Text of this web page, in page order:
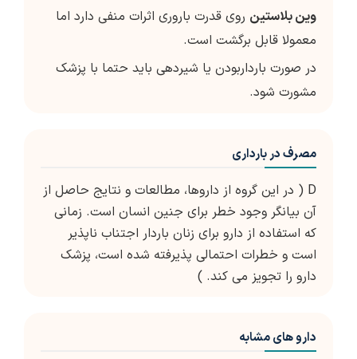
وین بلاستین روی قدرت باروری اثرات منفی دارد اما
معمولا قابل برگشت است.
در صورت بارداربودن یا شیردهی باید حتما با پزشک
مشورت شود.
مصرف در بارداری
D ( در این گروه از داروها، مطالعات و نتایج حاصل از
آن بیانگر وجود خطر برای جنین انسان است. زمانی
که استفاده از دارو برای زنان باردار اجتناب ناپذیر
است و خطرات احتمالی پذیرفته شده است، پزشک
دارو را تجویز می کند. )
دارو های مشابه